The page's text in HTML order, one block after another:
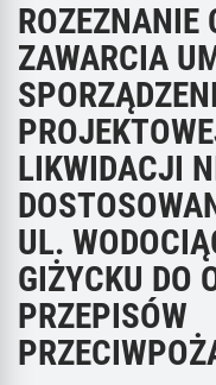
ROZEZNANIE
ZAWARCIA
LIKWIDACJI
UL.
GIŻYCKU DO
PRZEPISÓW